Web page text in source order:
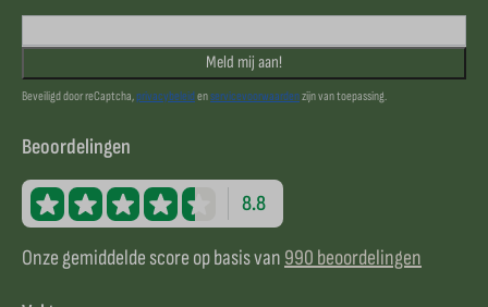
Meld mij aan!
Beveiligd door reCaptcha,privacybeleidenservicevoorwaardenzijn van toepassing.
Beoordelingen
8.8
Onze gemiddelde score op basis van 990 beoordelingen